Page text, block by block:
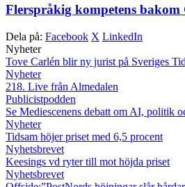
Flerspråkig kompetens bakom
Dela på: Facebook X LinkedIn
Nyheter
Tove Carlén blir ny jurist på Sveriges
Nyheter
218. Live från Almedalen
Publicistpodden
Se Mediescenens debatt om AI, politik
Nyheter
Tidsam höjer priset med 6,5 procent
Nyhetsbrevet
Keesings vd ryter till mot höjda priset
Nyhetsbrevet